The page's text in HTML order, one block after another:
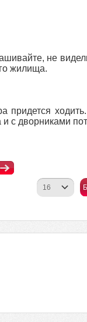
не
жилища.
придется
с дворниками